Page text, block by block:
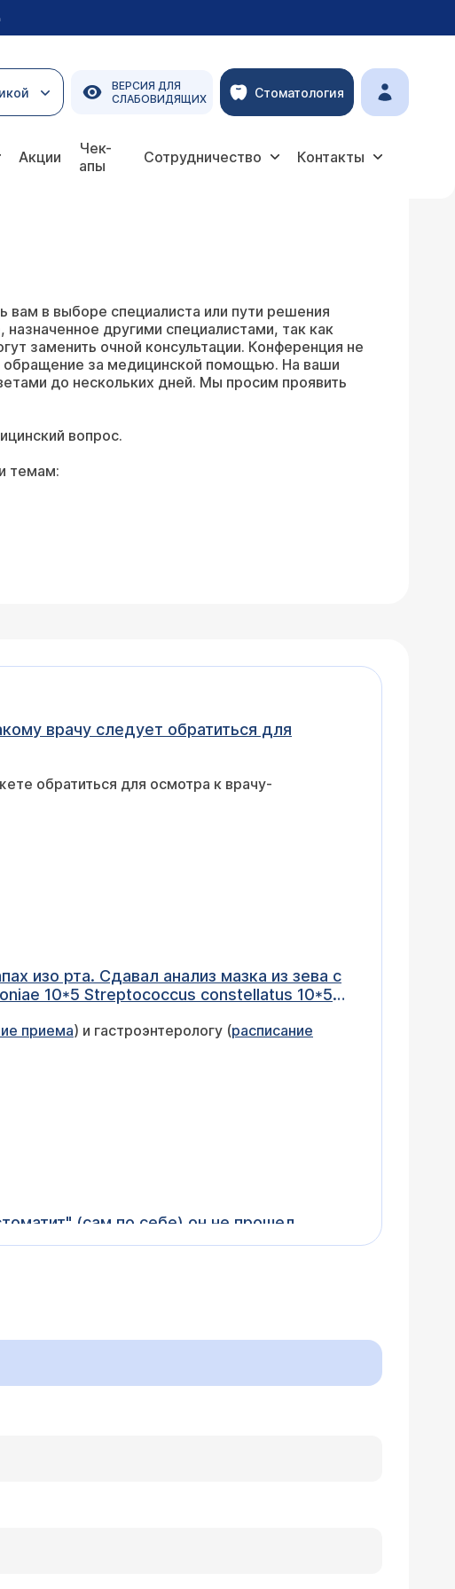
ВЕРСИЯ ДЛЯ
СЛАБОВИДЯЩИХ
Стоматология
Акции
Чек-
апы
Сотрудничество Контакты
в выборе специалиста или пути решения
другими специалистами, так как
заменить очной консультации. Конференция не
обращение за медицинской помощью. На ваши
до нескольких дней. Мы просим проявить
вопрос.
темам:
врачу следует обратиться для
обратиться для осмотра к врачу-
из зева с
10*5 Streptococcus constellatus 10*5
приема) и гастроэнтерологу (расписание
(сам по себе) он не прошел,
ранки синькой, мазью (бесполезно).
себе", а, как видно из диагноза, в результате
отоларингологу и, возможно, к
с некоторой периодичностью, на
не добились. Обследование в
но после окончания курса лечения,
Горло при этом выглядит
это из Вашего письма трудно, хотя, судя по
надо познакомиться с данными